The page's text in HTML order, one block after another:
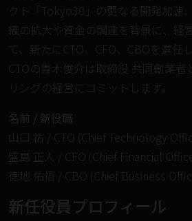
クト「Tokyo30」の更なる開発加速
織の拡大や資金の調達を背景に、経
て、新たにCTO、CFO、CBOを選任
CTOの青木俊介は取締役 共同創業
リングの経営にコミットします。
名前 / 新役職
山口 祐 / CTO (Chief Technology
盛島 正人 / CFO (Chief Financial
徳地 佑悟 / CBO (Chief Business
新任役員プロフィール